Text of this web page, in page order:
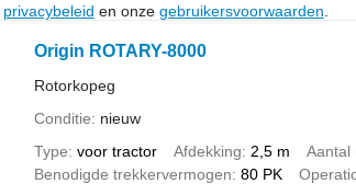
privacybeleid en onze gebruikersvoorwaarden
Origin ROTARY-8000
Rotorkopeg
Conditie
nieuw
Type voor tractor Afdekking 2,5 m Aantal
Benodigde trekkervermogen 80 PK